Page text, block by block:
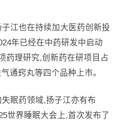
江也在持续加大医药创新投
年已经在中药研发中启动
药理研究,创新药在研项目占
通窍丸等四个品种上市。
眠药领域,扬子江亦有布
世界睡眠大会上,首次发布了